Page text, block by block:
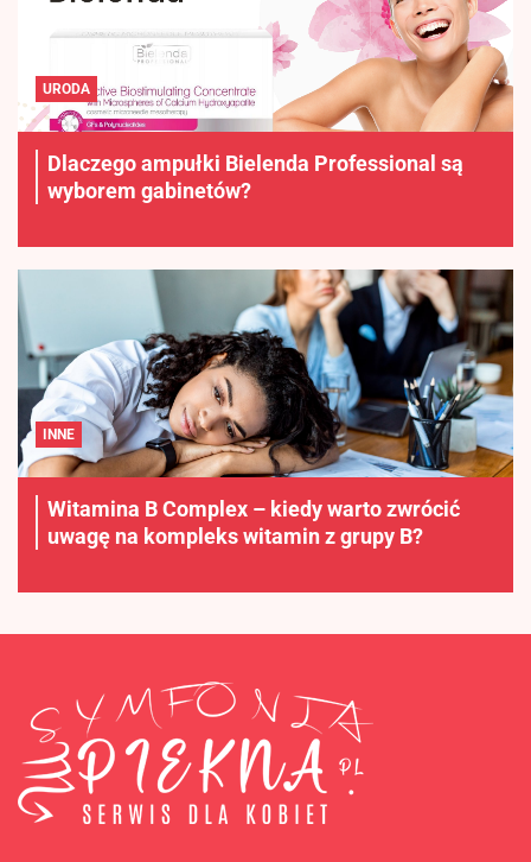
URODA
Dlaczego ampułki Bielenda Professional są
wyborem gabinetów?
INNE
Witamina B Complex – kiedy warto zwrócić
uwagę na kompleks witamin z grupy B?